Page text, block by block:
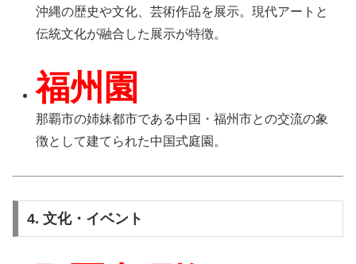
沖縄の歴史や文化、芸術作品を展示。現代アートと
伝統文化が融合した展示が特徴。
福州園
那覇市の姉妹都市である中国・福州市との交流の象
徴として建てられた中国式庭園。
4. 文化・イベント